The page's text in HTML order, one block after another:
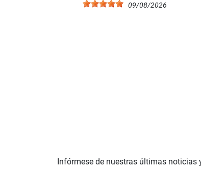
09/08/2026
Infórmese de nuestras últimas noticias